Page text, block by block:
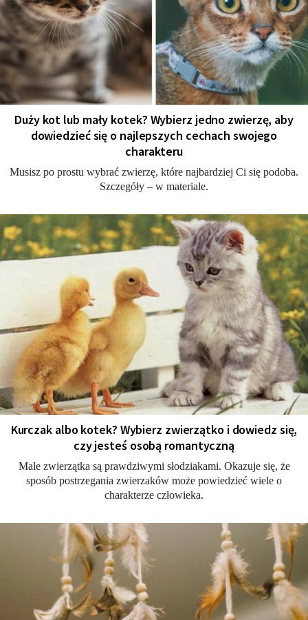
Duży kot lub mały kotek? Wybierz jedno zwierzę, aby
dowiedzieć się o najlepszych cechach swojego
charakteru
Musisz po prostu wybrać zwierzę, które najbardziej Ci się podoba.
Szczegóły – w materiale.
Kurczak albo kotek? Wybierz zwierzątko i dowiedz się,
czy jesteś osobą romantyczną
Male zwierzątka są prawdziwymi słodziakami. Okazuje się, że
sposób postrzegania zwierzaków może powiedzieć wiele o
charakterze człowieka.